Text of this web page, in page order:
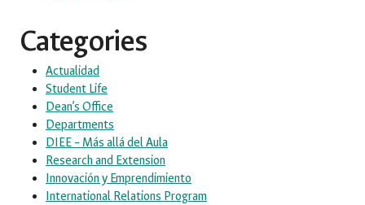
Categories
Actualidad
Student Life
Dean’s Office
Departments
DIEE – Más allá del Aula
Research and Extension
Innovación y Emprendimiento
International Relations Program